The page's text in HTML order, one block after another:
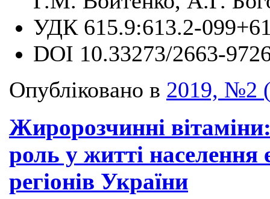
УДК 615.9:613.2-
DOI 10.33273/2663-
Опубліковано в 2019, №2
Жиророзчинні
роль у житті населення
регіонів України